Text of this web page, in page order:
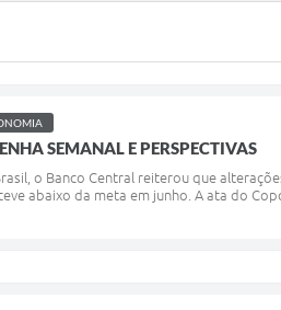
SEMANAL E PERSPECTIVAS
o Banco Central reiterou que
abaixo da meta em junho. A ata do